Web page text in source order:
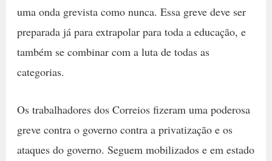
uma onda grevista como nunca. Essa greve deve ser
preparada já para extrapolar para toda a educação, e
também se combinar com a luta de todas as
categorias.
Os trabalhadores dos Correios fizeram uma poderosa
greve contra o governo contra a privatização e os
ataques do governo. Seguem mobilizados e em estado